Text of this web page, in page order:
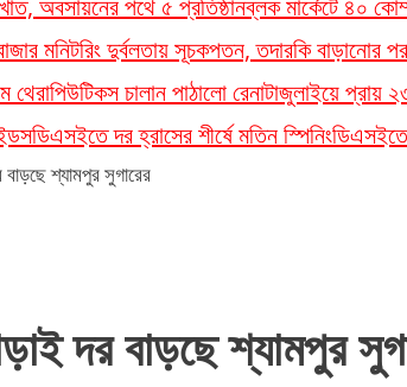
অবসায়নের পথে ৫ প্রতিষ্ঠানব্লক মার্কেটে ৪০
মনিটরিং দুর্বলতায় সূচকপতন, তদারকি বাড়ানোর
থেরাপিউটিকস চালান পাঠালো রেনাটাজুলাইয়ে প্রায়
ডিএসইতে দর হ্রাসের শীর্ষে মতিন স্পিনিংডিএসইতে
শ্যামপুর সুগারের
দর বাড়ছে শ্যামপুর